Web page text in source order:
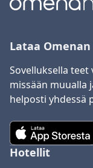
Lataa
Sovelluksella
missään muualla
helposti yhdessä
Hotellit